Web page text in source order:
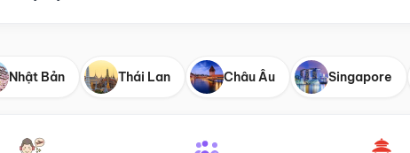
Nhật Bản Thái Lan Châu Âu Singapore